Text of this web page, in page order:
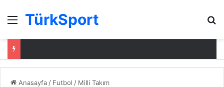
Menü
TürkSport
Anasayfa / Futbol / Milli Takım